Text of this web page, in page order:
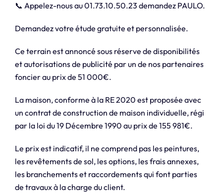
📞 Appelez-nous au 01.73.10.50.23 demandez PAULO.
Demandez votre étude gratuite et personnalisée.
Ce terrain est annoncé sous réserve de disponibilités
et autorisations de publicité par un de nos partenaires
foncier au prix de 51 000€.
La maison, conforme à la RE 2020 est proposée avec
un contrat de construction de maison individuelle, régi
par la loi du 19 Décembre 1990 au prix de 155 981€.
Le prix est indicatif, il ne comprend pas les peintures,
les revêtements de sol, les options, les frais annexes,
les branchements et raccordements qui font parties
de travaux à la charge du client.